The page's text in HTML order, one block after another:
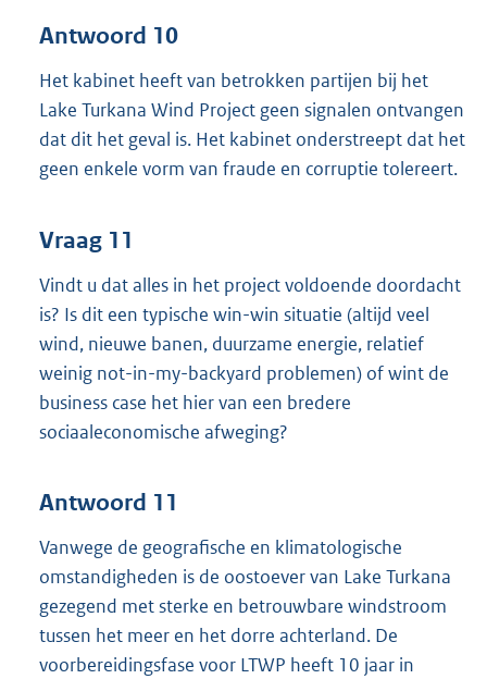
Antwoord 10
Het kabinet heeft van betrokken partijen bij het
Lake Turkana Wind Project geen signalen ontvangen
dat dit het geval is. Het kabinet onderstreept dat het
geen enkele vorm van fraude en corruptie tolereert.
Vraag 11
Vindt u dat alles in het project voldoende doordacht
is? Is dit een typische win-win situatie (altijd veel
wind, nieuwe banen, duurzame energie, relatief
weinig not-in-my-backyard problemen) of wint de
business case het hier van een bredere
sociaaleconomische afweging?
Antwoord 11
Vanwege de geografische en klimatologische
omstandigheden is de oostoever van Lake Turkana
gezegend met sterke en betrouwbare windstroom
tussen het meer en het dorre achterland. De
voorbereidingsfase voor LTWP heeft 10 jaar in